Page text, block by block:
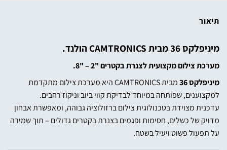
תיאור
מיניפלקס 36 מבית CAMTRONICS הולנד.
מערכת צילום מקצועית לצנרת בקטרים "2 – "8.
מיניפלקס 36
מביתCAMTRONICSהיאמערכתצילום מתקדמת
למקצוענים, שפותחה במיוחד לבדיקת קווי ביוב וניקוז רחבים.
עדכנית מצוידת בטכנולוגית צילום ברזולוציה גבוהה, ומאפשרת אבחון
מדויק של כשלים, חסימות ופגמים בצנרת בקטרים ​​גדולים – תוך שמירה
על תפעול פשוט ויעיל בשטח.